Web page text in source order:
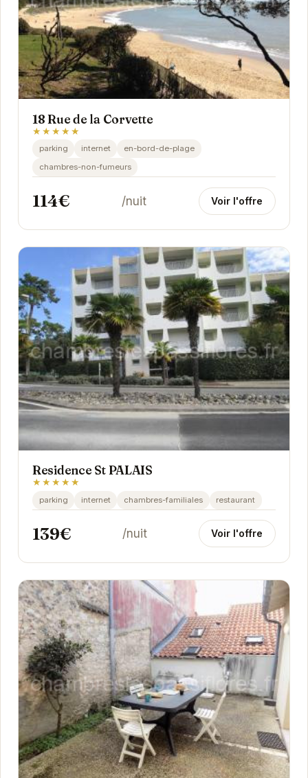
18 Rue de la Corvette
★★★★★
parking internet
en-bord-de-plage
chambres-non-fumeurs
114€ /nuit Voir l'offre
Residence St PALAIS
★★★★★
parking internet chambres-familiales restaurant
139€ /nuit Voir l'offre